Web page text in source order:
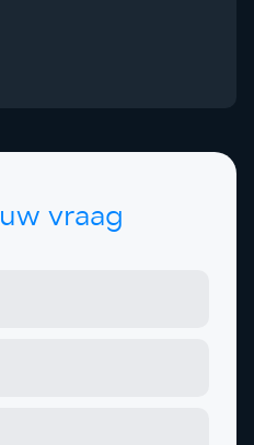
uw vraag